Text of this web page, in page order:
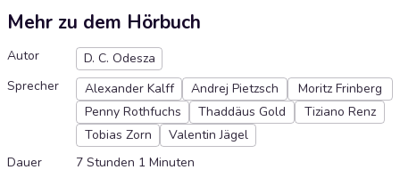
Mehr zu dem Hörbuch
Autor
D. C. Odesza
Sprecher
Alexander Kalff Andrej Pietzsch
Moritz Frinberg
Penny Rothfuchs
Thaddäus Gold
Tiziano Renz
Tobias Zorn
Valentin Jägel
Dauer
7 Stunden 1 Minuten